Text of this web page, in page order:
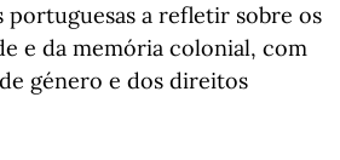
portuguesas a refletir sobre os
e da memória colonial, com
género e dos direitos